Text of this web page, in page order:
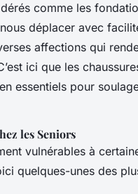
comme les
déplacer avec
affections qui
ici que les
essentiels pour
les Seniors
vulnérables à
quelques-unes des